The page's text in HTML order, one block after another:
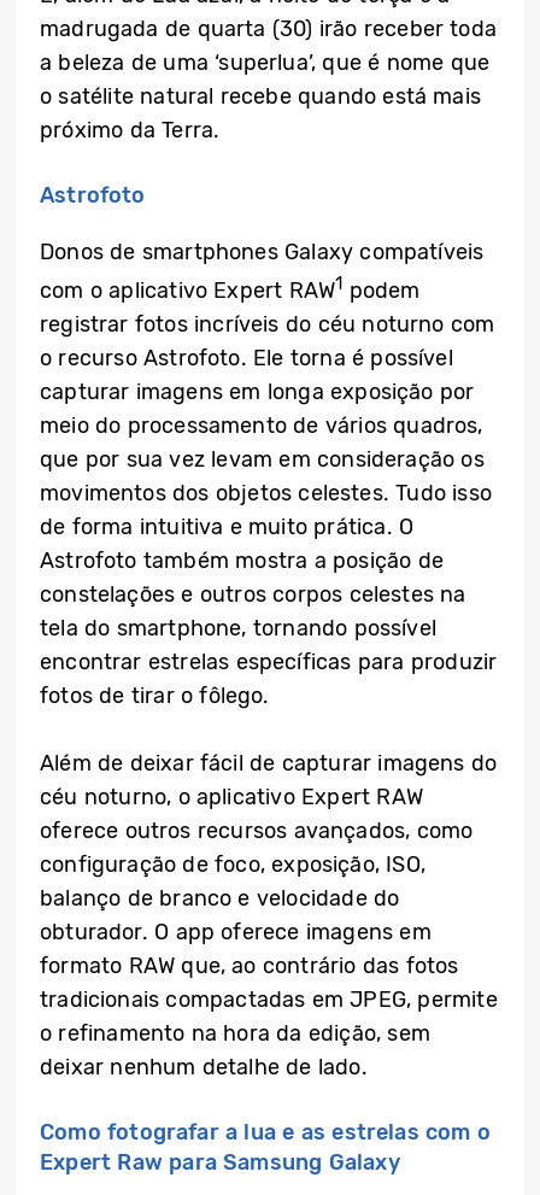
madrugada de quarta (30) irão receber toda
a beleza de uma ‘superlua’, que é nome que
o satélite natural recebe quando está mais
próximo da Terra.
Astrofoto
Donos de smartphones Galaxy compatíveis
com o aplicativo Expert RAW1 podem
registrar fotos incríveis do céu noturno com
o recurso Astrofoto. Ele torna é possível
capturar imagens em longa exposição por
meio do processamento de vários quadros,
que por sua vez levam em consideração os
movimentos dos objetos celestes. Tudo isso
de forma intuitiva e muito prática. O
Astrofoto também mostra a posição de
constelações e outros corpos celestes na
tela do smartphone, tornando possível
encontrar estrelas específicas para produzir
fotos de tirar o fôlego.
Além de deixar fácil de capturar imagens do
céu noturno, o aplicativo Expert RAW
oferece outros recursos avançados, como
configuração de foco, exposição, ISO,
balanço de branco e velocidade do
obturador. O app oferece imagens em
formato RAW que, ao contrário das fotos
tradicionais compactadas em JPEG, permite
o refinamento na hora da edição, sem
deixar nenhum detalhe de lado.
Como fotografar a lua e as estrelas com o
Expert Raw para Samsung Galaxy